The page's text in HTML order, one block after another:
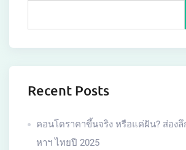
Recent Posts
คอนโดราคาขึ้นจริง หรือแค่ฝัน? ส่อง
หาฯ ไทยปี 2025